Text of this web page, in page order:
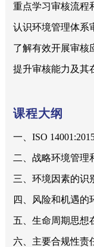
重点学习审核流程
认识环境管理体系
了解有效开展审核
提升审核能力及其
课程大纲
一、ISO
二、战略环境管理
三、环境因素的识
四、风险和机遇的
五、生命周期思想
六、主要合规性责